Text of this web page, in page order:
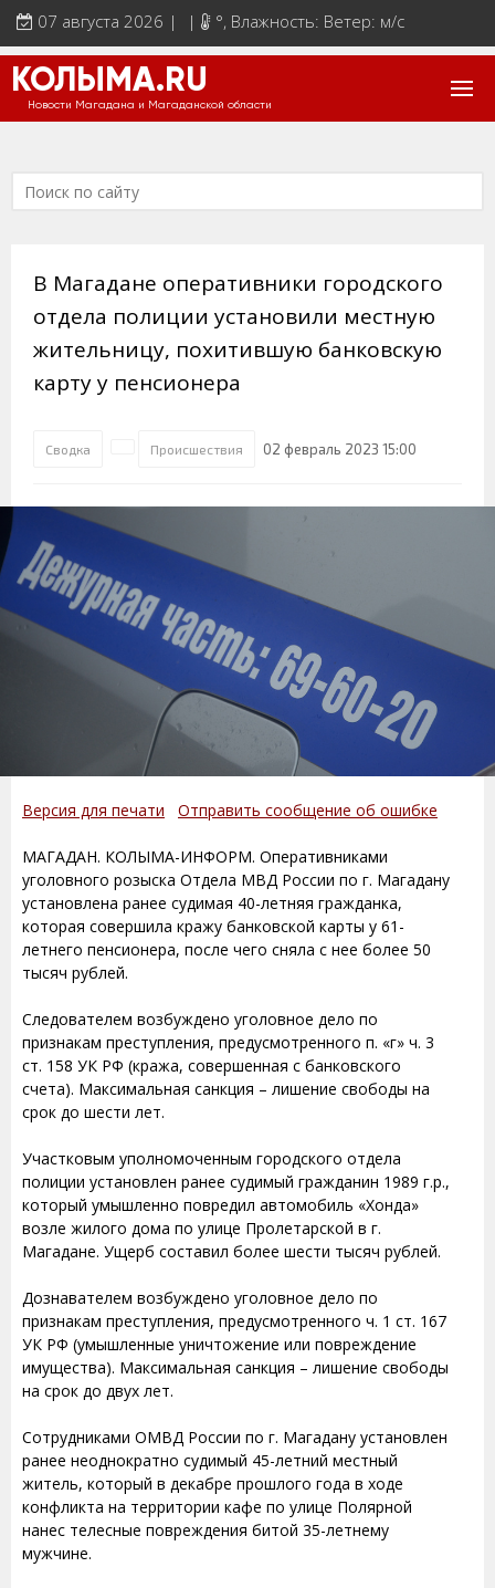
07 августа 2026 | | °, Влажность: Ветер: м/с
КОЛЫМА.RU
Новости Магадана и Магаданской области
В Магадане оперативники городского
отдела полиции установили местную
жительницу, похитившую банковскую
карту у пенсионера
Сводка Происшествия 02 февраль 2023 15:00
Версия для печати Отправить сообщение об ошибке
МАГАДАН. КОЛЫМА-ИНФОРМ. Оперативниками
уголовного розыска Отдела МВД России по г. Магадану
установлена ранее судимая 40-летняя гражданка,
которая совершила кражу банковской карты у 61-
летнего пенсионера, после чего сняла с нее более 50
тысяч рублей.
Следователем возбуждено уголовное дело по
признакам преступления, предусмотренного п. «г» ч. 3
ст. 158 УК РФ (кража, совершенная с банковского
счета). Максимальная санкция – лишение свободы на
срок до шести лет.
Участковым уполномоченным городского отдела
полиции установлен ранее судимый гражданин 1989 г.р.,
который умышленно повредил автомобиль «Хонда»
возле жилого дома по улице Пролетарской в г.
Магадане. Ущерб составил более шести тысяч рублей.
Дознавателем возбуждено уголовное дело по
признакам преступления, предусмотренного ч. 1 ст. 167
УК РФ (умышленные уничтожение или повреждение
имущества). Максимальная санкция – лишение свободы
на срок до двух лет.
Сотрудниками ОМВД России по г. Магадану установлен
ранее неоднократно судимый 45-летний местный
житель, который в декабре прошлого года в ходе
конфликта на территории кафе по улице Полярной
нанес телесные повреждения битой 35-летнему
мужчине.